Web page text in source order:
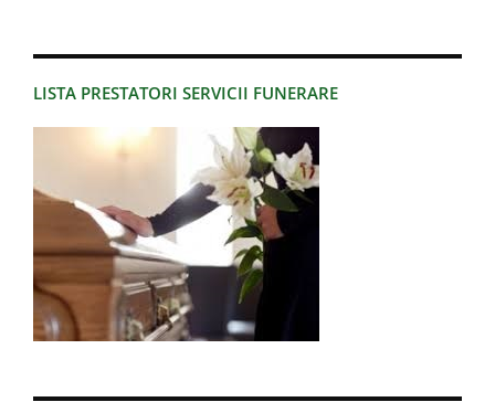
LISTA PRESTATORI SERVICII FUNERARE